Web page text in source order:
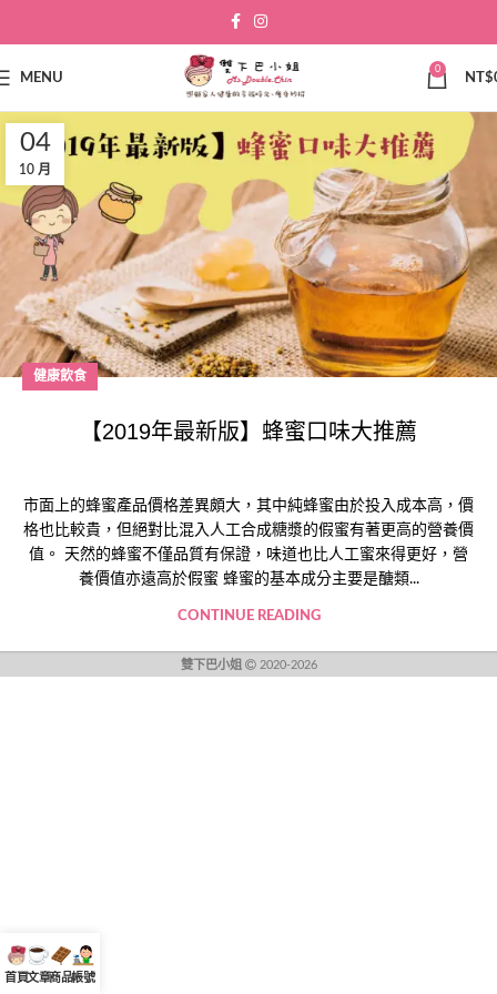
MENU
0
NT$
04
10 月
健康飲食
【2019年最新版】蜂蜜口味大推薦
市面上的蜂蜜產品價格差異頗大，其中純蜂蜜由於投入成本高，價
格也比較貴，但絕對比混入人工合成糖漿的假蜜有著更高的營養價
值。 天然的蜂蜜不僅品質有保證，味道也比人工蜜來得更好，營
養價值亦遠高於假蜜 蜂蜜的基本成分主要是醣類...
CONTINUE READING
雙下巴小姐 2020-2026
首頁文章商品帳號